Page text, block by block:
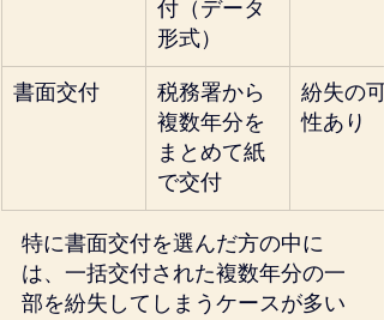
付（データ
形式）
書面交付
税務署から
複数年分を
まとめて紙
で交付
紛失の可
性あり
特に書面交付を選んだ方の中に
は、一括交付された複数年分の一
部を紛失してしまうケースが多い